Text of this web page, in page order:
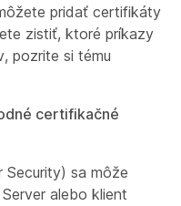
pridať certifikáty
zistiť, ktoré príkazy
pozrite si tému
certifikačné
Security) sa môže
alebo klient